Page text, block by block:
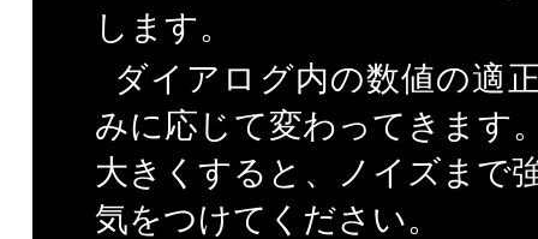
します。
ダイアログ内の数値の適
みに応じて変わってきます
大きくすると、ノイズまで
気をつけてください。